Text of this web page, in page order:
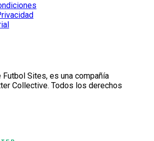
Futbol Sites, es una compañía
Collective. Todos los derechos